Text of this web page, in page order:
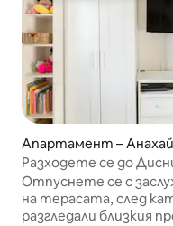
Апартамент –
Разходете се до
апартамент,
семейства
Отпуснете се с
на терасата, след
разгледали близкия